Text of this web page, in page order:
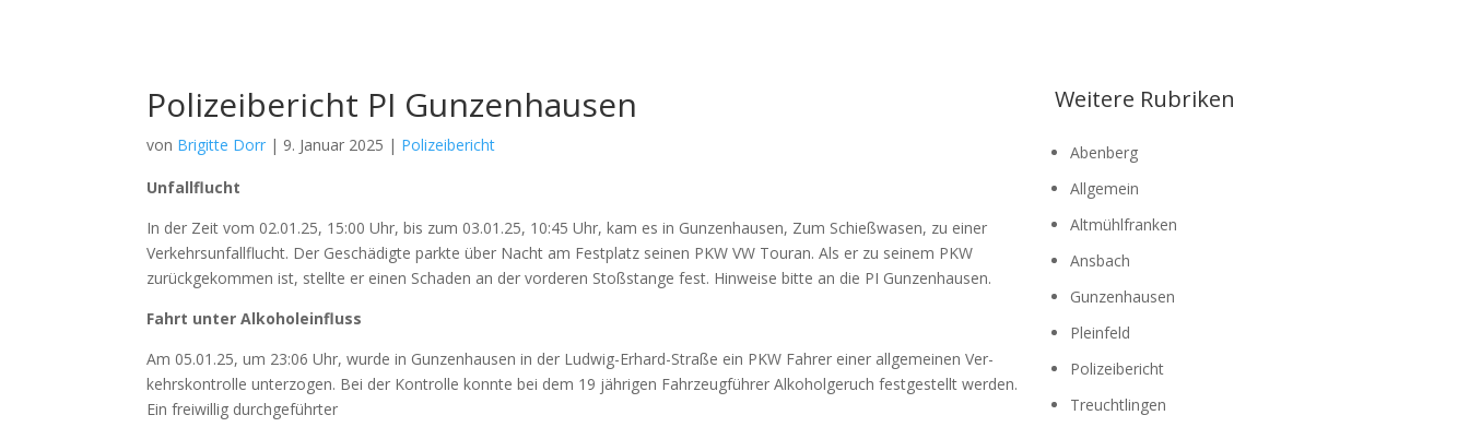
Polizeibericht PI Gunzenhausen
von Brigitte Dorr | 9. Januar 2025 | Polizeibericht
Unfall­flucht
In der Zeit vom 02.01.25, 15:00 Uhr, bis zum 03.01.25, 10:45 Uhr, kam es in Gun­zen­hau­sen, Zum Schieß­wa­sen, zu einer
Ver­kehrs­un­fall­flucht. Der Geschä­dig­te park­te über Nacht am Fest­platz sei­nen PKW VW Touran. Als er zu sei­nem PKW
zurück­ge­kom­men ist, stell­te er einen Scha­den an der vor­de­ren Stoß­stan­ge fest. Hin­wei­se bit­te an die PI Gun­zen­hau­sen.
Fahrt unter Alko­hol­ein­fluss
Am 05.01.25, um 23:06 Uhr, wur­de in Gun­zen­hau­sen in der Lud­wig-Erhard-Stra­ße ein PKW Fah­rer einer all­ge­mei­nen Ver­
kehrs­kon­trol­le unter­zo­gen. Bei der Kon­trol­le konn­te bei dem 19 jäh­ri­gen Fahr­zeug­füh­rer Alko­hol­ge­ruch fest­ge­stellt wer­den.
Ein frei­wil­lig durch­ge­führ­ter
Weitere Rubriken
Abenberg
Allgemein
Altmühlfranken
Ansbach
Gunzenhausen
Pleinfeld
Polizeibericht
Treuchtlingen